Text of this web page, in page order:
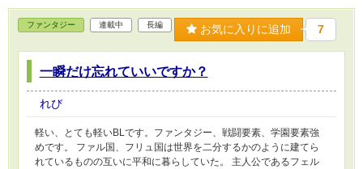
ファンタジー 連載中 長編 お気に入りに追加 7
一瞬だけ忘れていいですか？
れび
軽い、とても軽いBLです。ファンタジー、戦闘要素、学園要素強
めです。 ファル国、フリュ国は世界を二分するかのように建てら
れているものの互いに平和に暮らしていた。 主人公であるフェル